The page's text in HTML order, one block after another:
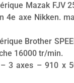
Mazak FJV
4e axe Nikken.
Brother
16000 tr/min.
3 axes – 910 x